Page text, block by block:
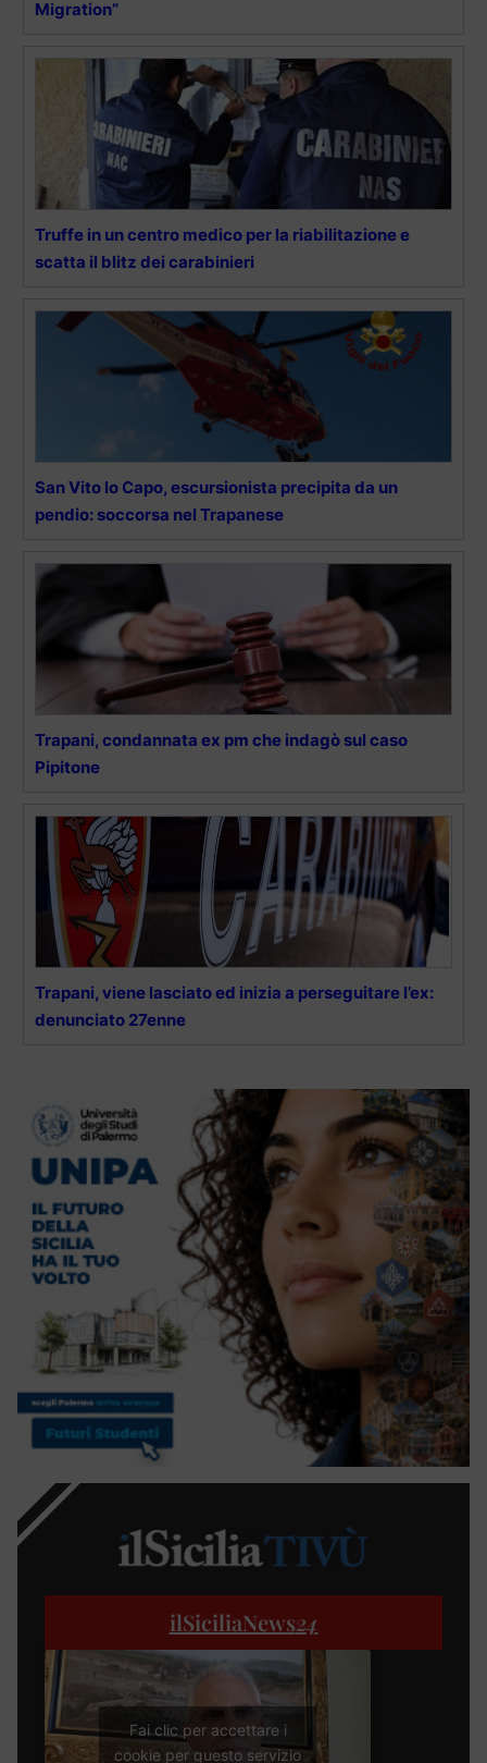
Migration”
Truffe in un centro medico per la riabilitazione e
scatta il blitz dei carabinieri
San Vito lo Capo, escursionista precipita da un
pendio: soccorsa nel Trapanese
Trapani, condannata ex pm che indagò sul caso
Pipitone
Trapani, viene lasciato ed inizia a perseguitare l’ex:
denunciato 27enne
ilSiciliaNews24
Fai clic per accettare i
cookie per questo servizio